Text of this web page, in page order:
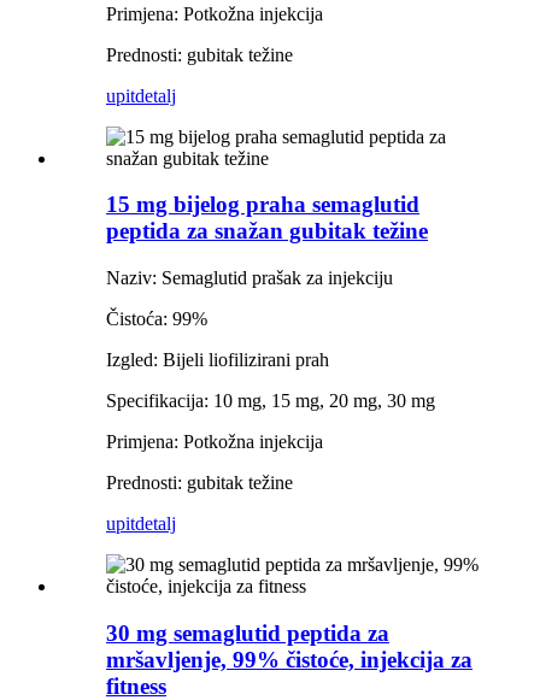
Primjena: Potkožna injekcija
Prednosti: gubitak težine
upitdetalj
15 mg bijelog praha semaglutid
peptida za snažan gubitak težine
Naziv: Semaglutid prašak za injekciju
Čistoća: 99%
Izgled: Bijeli liofilizirani prah
Specifikacija: 10 mg, 15 mg, 20 mg, 30 mg
Primjena: Potkožna injekcija
Prednosti: gubitak težine
upitdetalj
30 mg semaglutid peptida za
mršavljenje, 99% čistoće, injekcija za
fitness